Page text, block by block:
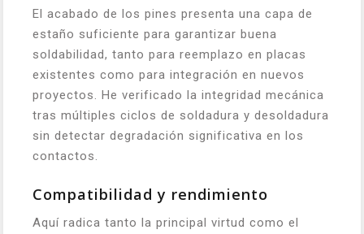
El acabado de los pines presenta una capa de
estaño suficiente para garantizar buena
soldabilidad, tanto para reemplazo en placas
existentes como para integración en nuevos
proyectos. He verificado la integridad mecánica
tras múltiples ciclos de soldadura y desoldadura
sin detectar degradación significativa en los
contactos.
Compatibilidad y rendimiento
Aquí radica tanto la principal virtud como el